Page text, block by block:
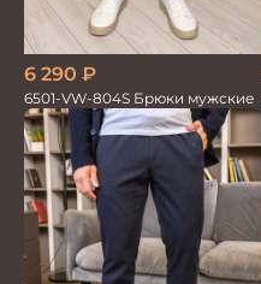
6 290 ₽
6501-VW-804S Брюки мужские